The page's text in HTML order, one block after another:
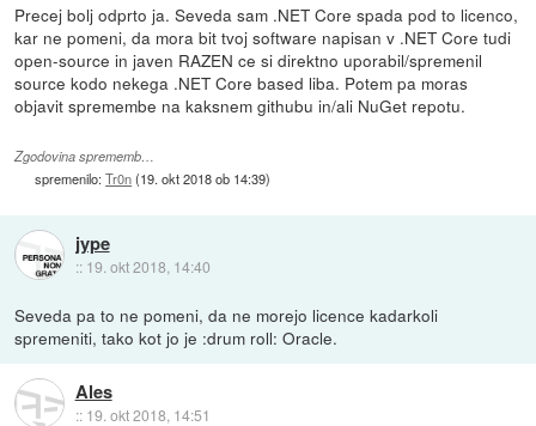
Precej bolj odprto ja. Seveda sam .NET Core spada pod to licenco,
kar ne pomeni, da mora bit tvoj software napisan v .NET Core tudi
open-source in javen RAZEN ce si direktno uporabil/spremenil
source kodo nekega .NET Core based liba. Potem pa moras
objavit spremembe na kaksnem githubu in/ali NuGet repotu.
Zgodovina sprememb…
spremenilo:Tr0n(19. okt 2018 ob 14:39)
jype
:: 19. okt 2018, 14:40
Seveda pa to ne pomeni, da ne morejo licence kadarkoli
spremeniti, tako kot jo je :drum roll: Oracle.
Ales
:: 19. okt 2018, 14:51